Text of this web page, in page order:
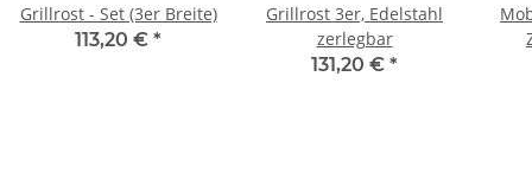
Grillrost - Set (3er Breite)
113,20 € *
Grillrost 3er, Edelstahl
zerlegbar
131,20 € *